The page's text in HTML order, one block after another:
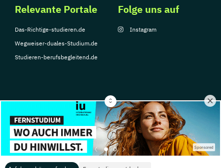
Sponsored
Relevante Portale
Das-Richtige-studieren.de
Wegweiser-duales-Studium.de
Studieren-berufsbegleitend.de
Folge uns auf
Instagram
© Copyright 2026, TarGroup Media GmbH
Impressum
Datenschutzerklärung Nutzungsbedingungen